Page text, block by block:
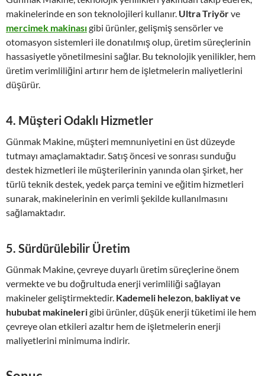
makinelerinde en son teknolojileri kullanır. Ultra Triyörve
mercimek makinasıgibi ürünler, gelişmiş sensörler ve
otomasyon sistemleri ile donatılmış olup, üretim süreçlerinin
hassasiyetle yönetilmesini sağlar. Bu teknolojik yenilikler, hem
üretim verimliliğini artırır hem de işletmelerin maliyetlerini
düşürür.
4. Müşteri Odaklı Hizmetler
Günmak Makine, müşteri memnuniyetini en üst düzeyde
tutmayı amaçlamaktadır. Satış öncesi ve sonrası sunduğu
destek hizmetleri ile müşterilerinin yanında olan şirket, her
türlü teknik destek, yedek parça temini ve eğitim hizmetleri
sunarak, makinelerinin en verimli şekilde kullanılmasını
sağlamaktadır.
5. Sürdürülebilir Üretim
Günmak Makine, çevreye duyarlı üretim süreçlerine önem
vermekte ve bu doğrultuda enerji verimliliği sağlayan
makineler geliştirmektedir. Kademeli helezon, bakliyat ve
hububat makinelerigibi ürünler, düşük enerji tüketimi ile hem
çevreye olan etkileri azaltır hem de işletmelerin enerji
maliyetlerini minimuma indirir.